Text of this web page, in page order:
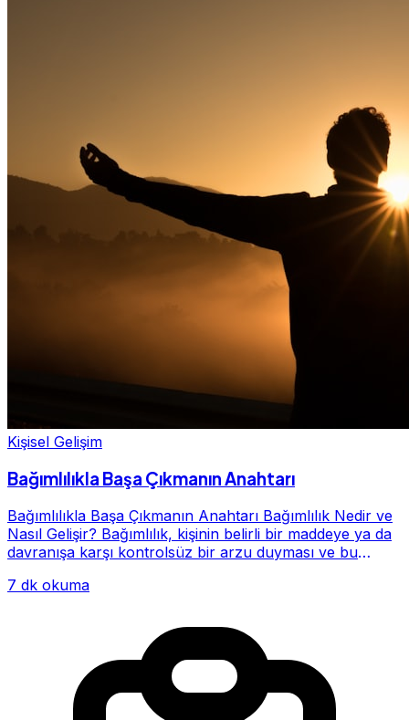
Kişisel Gelişim
Bağımlılıkla Başa Çıkmanın Anahtarı
Bağımlılıkla Başa Çıkmanın Anahtarı Bağımlılık Nedir ve
Nasıl Gelişir? Bağımlılık, kişinin belirli bir maddeye ya da
davranışa karşı kontrolsüz bir arzu duyması ve bu
7 dk okuma